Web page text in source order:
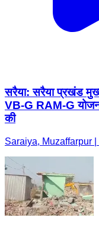
सरैया: सरैया प्रखंड
VB-G RAM-G
की
Saraiya, Muzaffarpur